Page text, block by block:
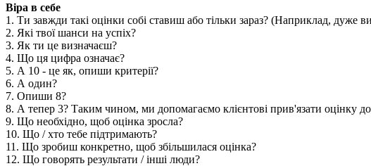
Віра в себе
1. Ти завжди такі оцінки собі ставиш або тільки зараз? (Наприклад, дуже
2. Які твої шанси на успіх?
3. Як ти це визначаєш?
4. Що ця цифра означає?
5. А 10 - це як, опиши критерії?
6. А один?
7. Опиши 8?
8. А тепер 3? Таким чином, ми допомагаємо клієнтові прив'язати оцінку до
9. Що необхідно, щоб оцінка зросла?
10. Що / хто тебе підтримають?
11. Що зробиш конкретно, щоб збільшилася оцінка?
12. Що говорять результати / інші люди?